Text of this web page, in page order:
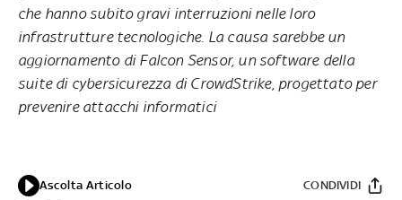
che hanno subito gravi interruzioni nelle loro
infrastrutture tecnologiche. La causa sarebbe un
aggiornamento di Falcon Sensor, un software della
suite di cybersicurezza di CrowdStrike, progettato per
prevenire attacchi informatici
Ascolta Articolo
CONDIVIDI